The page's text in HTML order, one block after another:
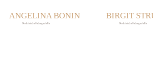
ANGELINA BONIN
Medizinische Fachangestellte
BIRGIT
Medizinische Fachangestellte